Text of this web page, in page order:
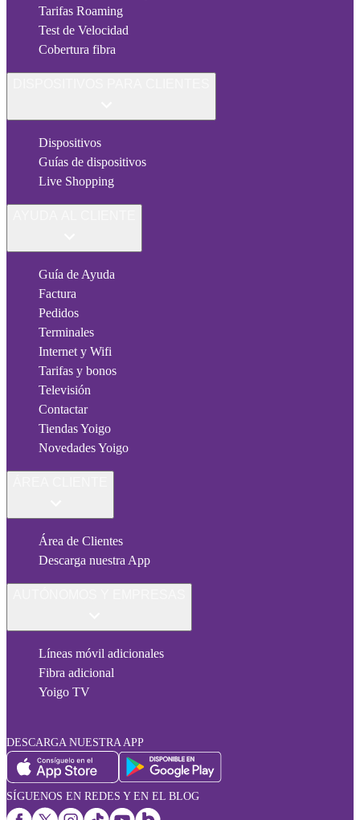
Tarifas Roaming
Test de Velocidad
Cobertura fibra
Dispositivos
Guías de dispositivos
Live Shopping
Guía de Ayuda
Factura
Pedidos
Terminales
Internet y Wifi
Tarifas y bonos
Televisión
Contactar
Tiendas Yoigo
Novedades Yoigo
Área de Clientes
Descarga nuestra App
Líneas móvil adicionales
Fibra adicional
Yoigo TV
DESCARGA NUESTRA APP
SÍGUENOS EN REDES Y EN EL BLOG